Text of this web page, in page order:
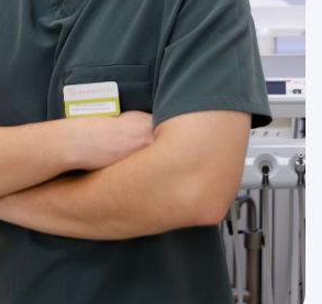
1,
помещение 18
Личный кабинет
9:00-18:00,